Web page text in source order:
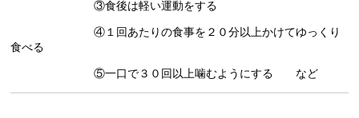
③食後は軽い運動をする
④１回あたりの食事を２０分以上かけてゆっくり
食べる
⑤一口で３０回以上噛むようにする など